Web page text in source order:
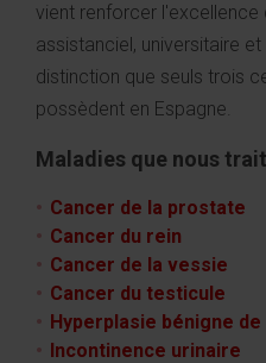
vient renforcer l'excellence
assistanciel, universitaire
distinction que seuls trois
possèdent en Espagne.
Maladies que nous
Cancer de la prostate
Cancer du rein
Cancer de la vessie
Cancer du testicule
Hyperplasie bénigne
Incontinence urinaire